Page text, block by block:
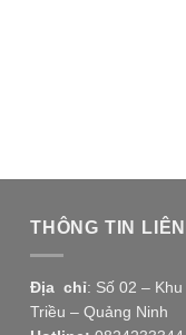
THÔNG TIN
Địa chỉ: Số 02 –
Triều – Quảng Ninh